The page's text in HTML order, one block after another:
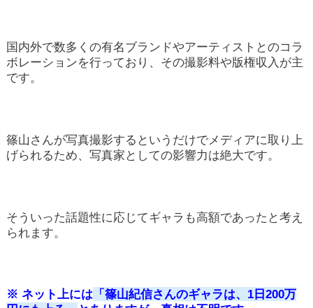
国内外で数多くの有名ブランドやアーティストとのコラ
ボレーションを行っており、その撮影料や版権収入が主
です。
篠山さんが写真撮影するというだけでメディアに取り上
げられるため、写真家としての影響力は絶大です。
そういった話題性に応じてギャラも高額であったと考え
られます。
※ ネット上には 「篠山紀信さんのギャラは、1日200万